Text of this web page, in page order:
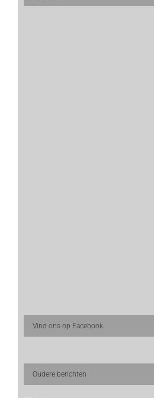
Vind ons op Facebook
Oudere berichten